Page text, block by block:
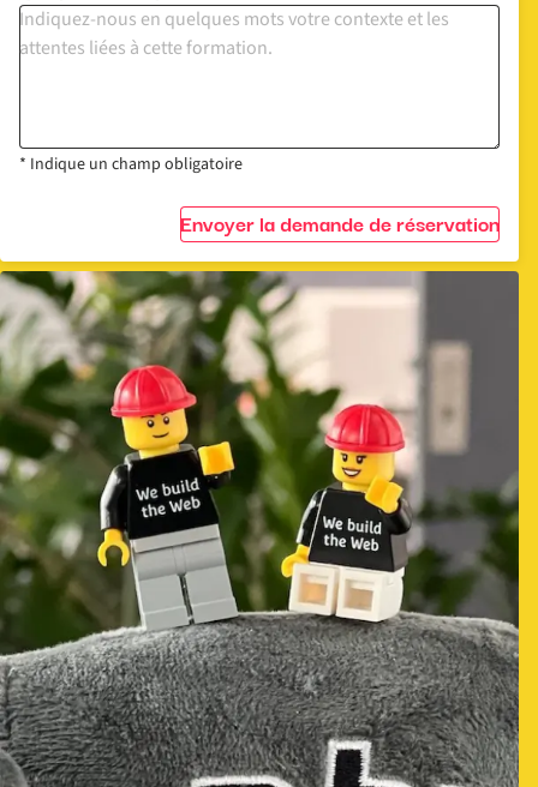
* Indique un champ obligatoire
Envoyer la demande de réservation